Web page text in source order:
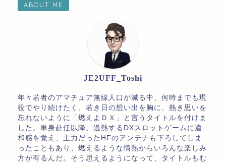
ABOUT ME
JE2UFF_Toshi
年々若者のアマチュア無線人口が減る中、何時までも現
役でやり続けたく、若き日の想い出を胸に、熱き思いを
忘れないように「燃えよＤＸ」と言うタイトルを付けま
した。単身赴任以降、過熱するDXスロットゲームに違
和感を覚え、主力だったHFのアンテナも下ろしてしま
ったこともあり、燃えるような情熱からいろんな楽しみ
方が有るんだ。そう思えるようになって、タイトルもむ